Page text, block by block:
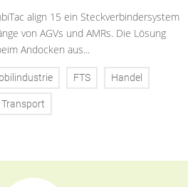
align 15 ein Steckverbindersystem
von AGVs und AMRs. Die Lösung
Andocken aus...
FTS Handel
Transport